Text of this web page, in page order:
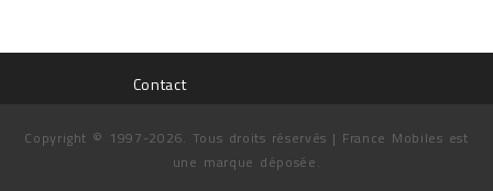
Contact
Copyright © 1997-2026. Tous droits réservés | France Mobiles est
une marque déposée.